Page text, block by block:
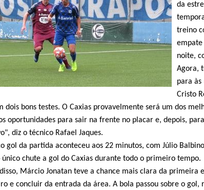
da
treino
empate
noite,
Agora,
para às
Cristo
dois bons testes. O Caxias provavelmente será um dos
oportunidades para sair na frente no placar e, depois,
diz o técnico Rafael Jaques.
gol da partida aconteceu aos 22 minutos, com Júlio
único chute a gol do Caxias durante todo o primeiro tempo.
Márcio Jonatan teve a chance mais clara da primeira
e concluir da entrada da área. A bola passou sobre o gol,